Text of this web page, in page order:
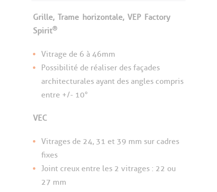
Grille, Trame horizontale, VEP Factory
Spirit®
Vitrage de 6 à 46mm
Possibilité de réaliser des façades
architecturales ayant des angles compris
entre +/- 10°
VEC
Vitrages de 24, 31 et 39 mm sur cadres
fixes
Joint creux entre les 2 vitrages : 22 ou
27 mm